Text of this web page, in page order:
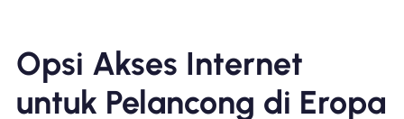
Opsi Akses Internet
untuk Pelancong di Eropa